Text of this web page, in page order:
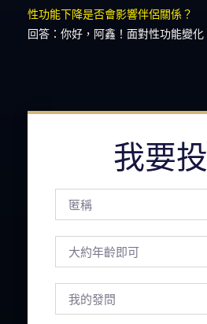
性功能下降是否會影響伴侶關係？
回答：你好，阿鑫！面對性功能變
我要